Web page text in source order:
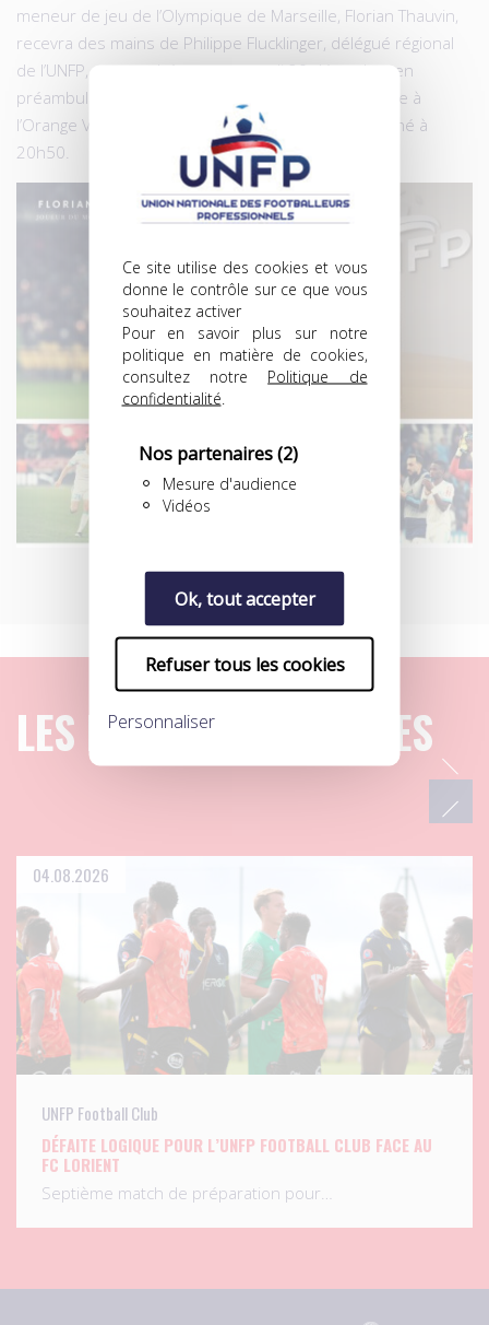
Ce site utilise des cookies et vous
donne le contrôle sur ce que vous
souhaitez activer
Pour en savoir plus sur notre
politique en matière de cookies,
consultez notre Politique de
confidentialité
Nos partenaires(2)
Mesure d'audience
Vidéos
Ok, tout accepter
Refuser tous les cookies
Personnaliser
meneur de jeu de l’Olympique de Marseille, Florian Thauvin,
recevra des mains de Philippe Flucklinger, délégué régional
de l’UNFP, son trophée, ce mercredi 20 décembre en
préambule à la rencontre Marseille-Troyes, disputée à
l’Orange Vélodrome, dont le coup d’envoi sera donné à
20h50.
LES DERNIERS ARTICLES
04.08.2026
UNFP Football Club
DÉFAITE LOGIQUE POUR L’UNFP FOOTBALL CLUB FACE AU
FC LORIENT
Septième match de préparation pour…